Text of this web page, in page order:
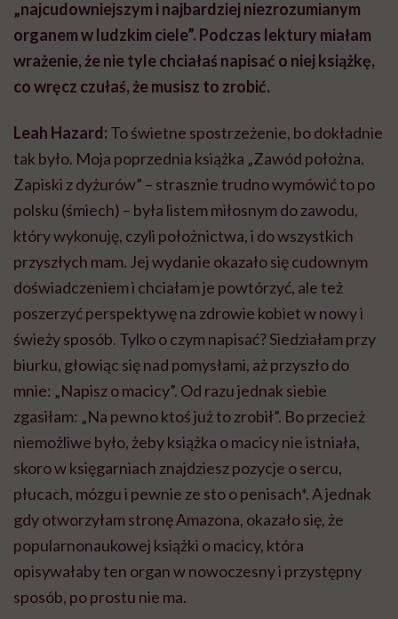
„najcudowniejszym i najbardziej niezrozumianym
organem w ludzkim ciele”. Podczas lektury miałam
wrażenie, że nie tyle chciałaś napisać o niej książkę,
co wręcz czułaś, że musisz to zrobić.
Leah Hazard: To świetne spostrzeżenie, bo dokładnie
tak było. Moja poprzednia książka „Zawód położna.
Zapiski z dyżurów” – strasznie trudno wymówić to po
polsku (śmiech) – była listem miłosnym do zawodu,
który wykonuję, czyli położnictwa, i do wszystkich
przyszłych mam. Jej wydanie okazało się cudownym
doświadczeniem i chciałam je powtórzyć, ale też
poszerzyć perspektywę na zdrowie kobiet w nowy i
świeży sposób. Tylko o czym napisać? Siedziałam przy
biurku, głowiąc się nad pomysłami, aż przyszło do
mnie: „Napisz o macicy”. Od razu jednak siebie
zgasiłam: „Na pewno ktoś już to zrobił”. Bo przecież
niemożliwe było, żeby książka o macicy nie istniała,
skoro w księgarniach znajdziesz pozycje o sercu,
płucach, mózgu i pewnie ze sto o penisach*. A jednak
gdy otworzyłam stronę Amazona, okazało się, że
popularnonaukowej książki o macicy, która
opisywałaby ten organ w nowoczesny i przystępny
sposób, po prostu nie ma.